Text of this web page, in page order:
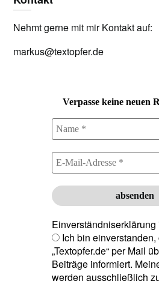
Nehmt gerne mit mir Kontakt auf:
markus@textopfer.de
Verpasse keine neuen
Einverständniserklärung
Ich bin einverstanden,
„Textopfer.de“ per Mail
Beiträge informiert.
werden ausschließlich